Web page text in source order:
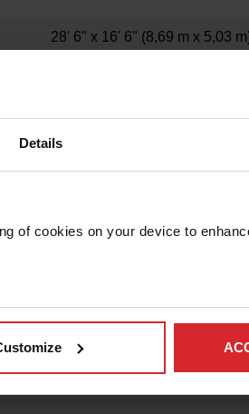
Details
of cookies on your device to
28' 6" x 16' 6" (8,69 m x 5,03
70105 lb (31799 kg)
12" (304 mm)